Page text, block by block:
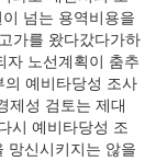
넘는 용역비용을
가를 왔다갔다가하
자 노선계획이 춤추
예비타당성 조사
제성 검토는 제대
시 예비타당성 조
망신시키지는 않을